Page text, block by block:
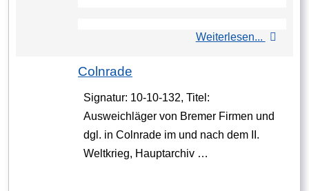
Weiterlesen...
Colnrade
Signatur: 10-10-132, Titel:
Ausweichläger von Bremer Firmen und
dgl. in Colnrade im und nach dem II.
Weltkrieg, Hauptarchiv …